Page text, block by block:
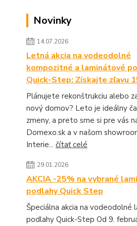
Novinky
14.07.2026
Letná akcia na vodeodolné
kompozitné a laminátové
Quick-Step: Získajte zľavu
Plánujete rekonštrukciu alebo
nový domov? Leto je ideálny
zmeny, a preto sme si pre vás
Domexo.sk a v našom
Interie... čítať celé
29.01.2026
AKCIA -25% na vybrané
podlahy Quick Step
Špeciálna akcia na vodeodolné
podlahy Quick-Step Od 9.